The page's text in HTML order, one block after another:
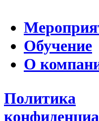
Обучение
О
Политика